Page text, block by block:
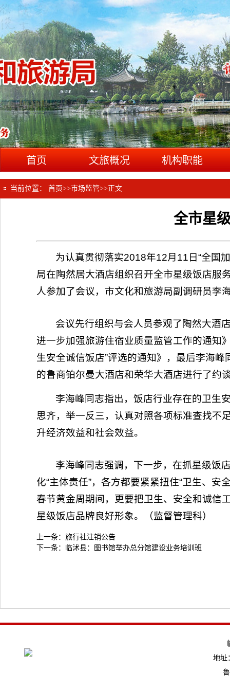
首页 文旅概况 机构职能
当前位置： 首页>>市场监管>> 正文
全市星
为认真贯彻落实2018年12月11日“全国
局在陶然居大酒店组织召开全市星级饭店服
人参加了会议，市文化和旅游局副调研员李
会议先行组织与会人员参观了陶然大酒
进一步加强旅游住宿业质量监管工作的通知
生安全诚信饭店”评选的通知》，最后李海
的鲁商铂尔曼大酒店和荣华大酒店进行了约
李海峰同志指出，饭店行业存在的卫生
思齐，举一反三，认真对照各项标准查找不
升经济效益和社会效益。
李海峰同志强调，下一步，在抓星级饭
化“主体责任”，各方都要紧紧扭住“卫生、
春节黄金周期间，更要把卫生、安全和诚信
星级饭店品牌良好形象。（监督管理科）
上一条： 旅行社注销公告
下一条： 临沭县：图书馆举办总分馆建设业务培训班
地址